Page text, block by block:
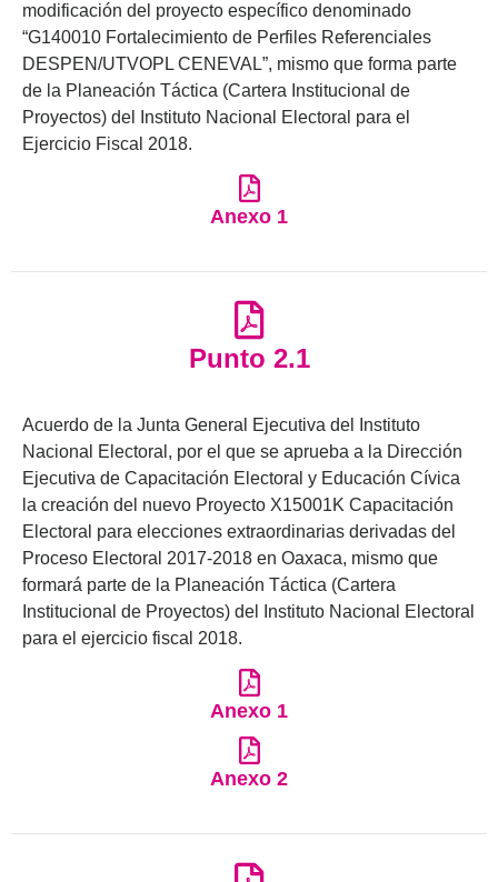
modificación del proyecto específico denominado
“G140010 Fortalecimiento de Perfiles Referenciales
DESPEN/UTVOPL CENEVAL”, mismo que forma parte
de la Planeación Táctica (Cartera Institucional de
Proyectos) del Instituto Nacional Electoral para el
Ejercicio Fiscal 2018.
Anexo 1
Punto 2.1
Acuerdo de la Junta General Ejecutiva del Instituto
Nacional Electoral, por el que se aprueba a la Dirección
Ejecutiva de Capacitación Electoral y Educación Cívica
la creación del nuevo Proyecto X15001K Capacitación
Electoral para elecciones extraordinarias derivadas del
Proceso Electoral 2017-2018 en Oaxaca, mismo que
formará parte de la Planeación Táctica (Cartera
Institucional de Proyectos) del Instituto Nacional Electoral
para el ejercicio fiscal 2018.
Anexo 1
Anexo 2